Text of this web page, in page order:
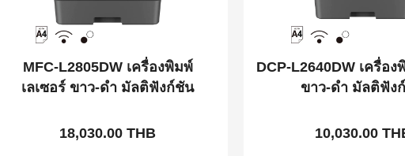
MFC-L2805DW เครื่องพิมพ์
เลเซอร์ ขาว-ดำ มัลติฟังก์ชัน
18,030.00 THB
DCP-L2640DW เครื่อง
ขาว-ดำ มัลติฟัง
10,030.00